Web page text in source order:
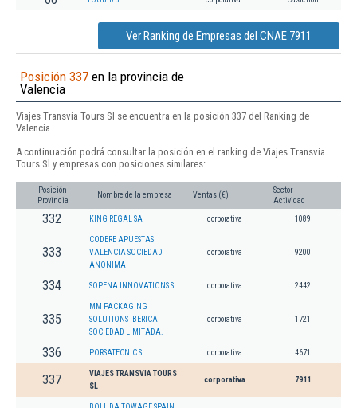
Ver Ranking de Empresas del CNAE 7911
Posición 337 en la provincia de
Valencia
Viajes Transvia Tours Sl se encuentra en la posición 337 del Ranking de
Valencia.
A continuación podrá consultar la posición en el ranking de Viajes Transvia
Tours Sl y empresas con posiciones similares:
Posición
Provincia
Nombre de la empresa Ventas (€)
Sector
Actividad
332 KING REGAL SA corporativa 1089
333
CODERE APUESTAS
VALENCIA SOCIEDAD
ANONIMA
corporativa 9200
334 SOPENA INNOVATIONS SL. corporativa 2442
335
MM PACKAGING
SOLUTIONS IBERICA
SOCIEDAD LIMITADA.
corporativa 1721
336 PORSATECNIC SL corporativa 4671
337
VIAJES TRANSVIA TOURS
SL
corporativa 7911